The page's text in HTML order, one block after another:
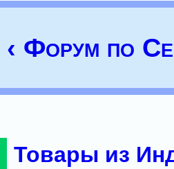
‹ Форум по
Товары из